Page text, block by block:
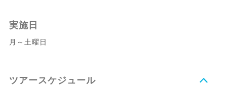
実施日
月～土曜日
ツアースケジュール